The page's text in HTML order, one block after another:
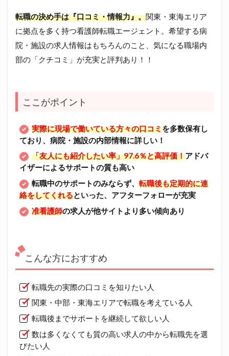
転職の決め手は『口コミ・情報力』。関東・東海エリア
に拠点を多く持つ看護師転職エージェント。希望する病
院・施設の求人情報はもちろんのこと、気になる職場内
部の「クチコミ」が充実と評判あり！！
ここがポイント
実際に現場で働いている方々の口コミを多数保有し
ており、病院・施設の内部情報に詳しい！
「友人にも紹介したい率」97.6％と高評価！アドバ
イザーによるサポートの質も高い
転職中のサポートのみならず、 転職後も定期的に連
絡をしてくれるといった、アフターフォローが充実
准看護師の求人が他サイトより多い傾向あり
こんな方におすすめ
転職先の実際の口コミを知りたい人
関東・中部・東海エリアで転職を考えている人
転職後までサポートを継続して欲しい人
数は多くなくても質の高い求人の中から転職先を選
びたい人